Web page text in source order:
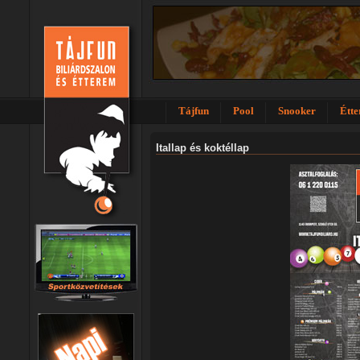
Tájfun Pool Snooker
Itallap és koktéllap